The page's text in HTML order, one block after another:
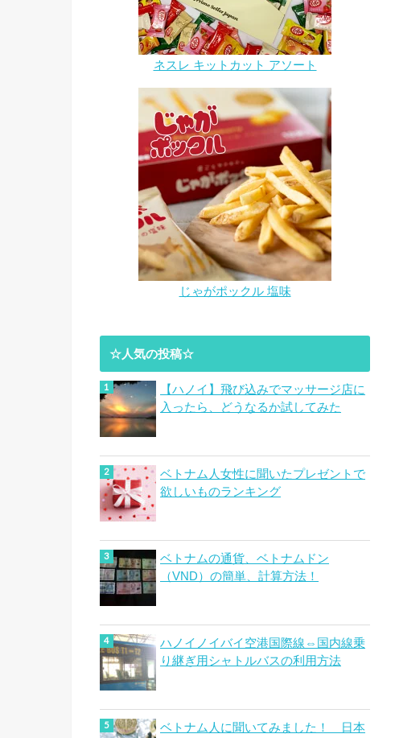
ネスレ キットカット アソート
じゃがポックル 塩味
☆人気の投稿☆
【ハノイ】飛び込みでマッサージ店に
入ったら、どうなるか試してみた
ベトナム人女性に聞いたプレゼントで
欲しいものランキング
ベトナムの通貨、ベトナムドン
（VND）の簡単、計算方法！
ハノイノイバイ空港国際線⇔国内線乗
り継ぎ用シャトルバスの利用方法
ベトナム人に聞いてみました！ 日本